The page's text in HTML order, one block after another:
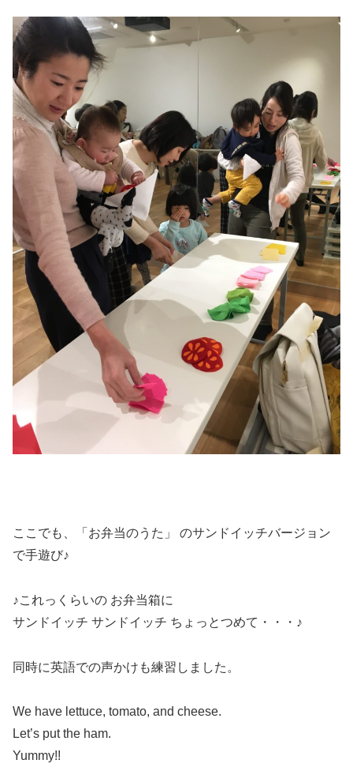
ここでも、「お弁当のうた」 のサンドイッチバージョン
で手遊び♪
♪これっくらいの お弁当箱に
サンドイッチ サンドイッチ ちょっとつめて・・・♪
同時に英語での声かけも練習しました。
We have lettuce, tomato, and cheese.
Let’s put the ham.
Yummy!!